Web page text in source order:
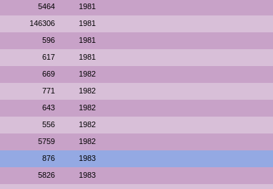
5464 1981
146306 1981
596 1981
617 1981
669 1982
771 1982
643 1982
556 1982
5759 1982
876 1983
5826 1983